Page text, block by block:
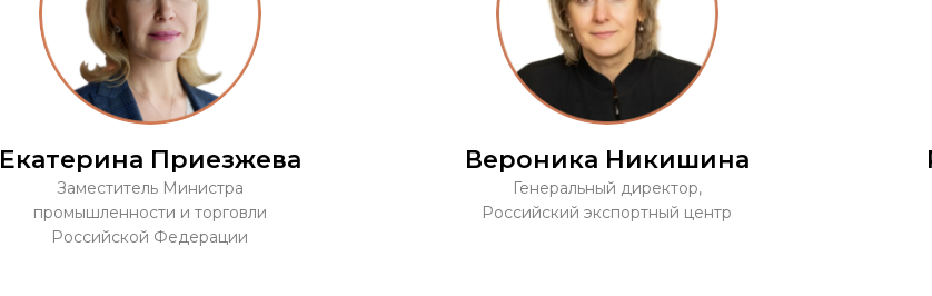
Екатерина Приезжева
Заместитель Министра
промышленности и торговли
Российской Федерации
Вероника Никишина
Генеральный директор,
Российский экспортный центр